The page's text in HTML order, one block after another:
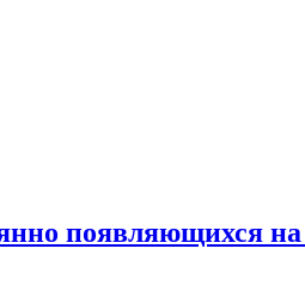
появляющихся